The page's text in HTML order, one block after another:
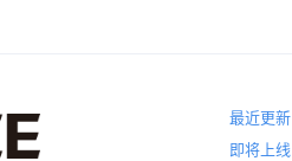
最近更新
即将上线